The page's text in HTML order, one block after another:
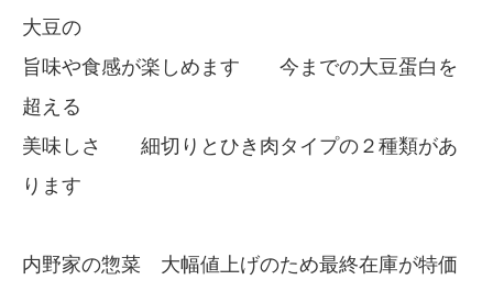
大豆の
旨味や食感が楽しめます 今までの大豆蛋白を
超える
美味しさ 細切りとひき肉タイプの２種類があ
ります
内野家の惣菜 大幅値上げのため最終在庫が特価